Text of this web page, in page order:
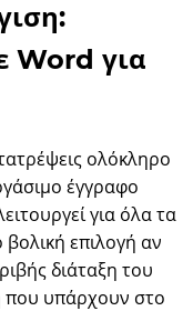
Word για
ολόκληρο
έγγραφο
για όλα τα
βολική επιλογή αν
διάταξη του
που υπάρχουν στο